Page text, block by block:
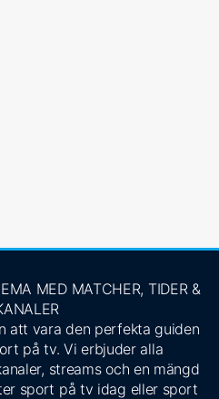
MED MATCHER, TIDER &
att vara den perfekta guiden
på tv. Vi erbjuder alla
streams och en mängd
sport på tv idag eller sport